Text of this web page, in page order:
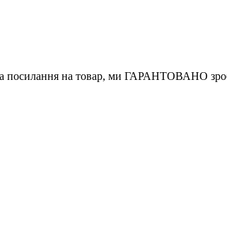
посилання на товар, ми ГАРАНТОВАНО